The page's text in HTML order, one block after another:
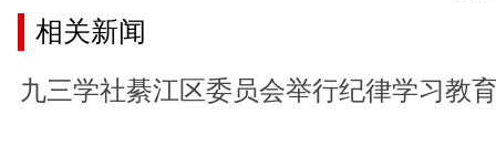
相关新闻
九三学社綦江区委员会举行纪律学习教